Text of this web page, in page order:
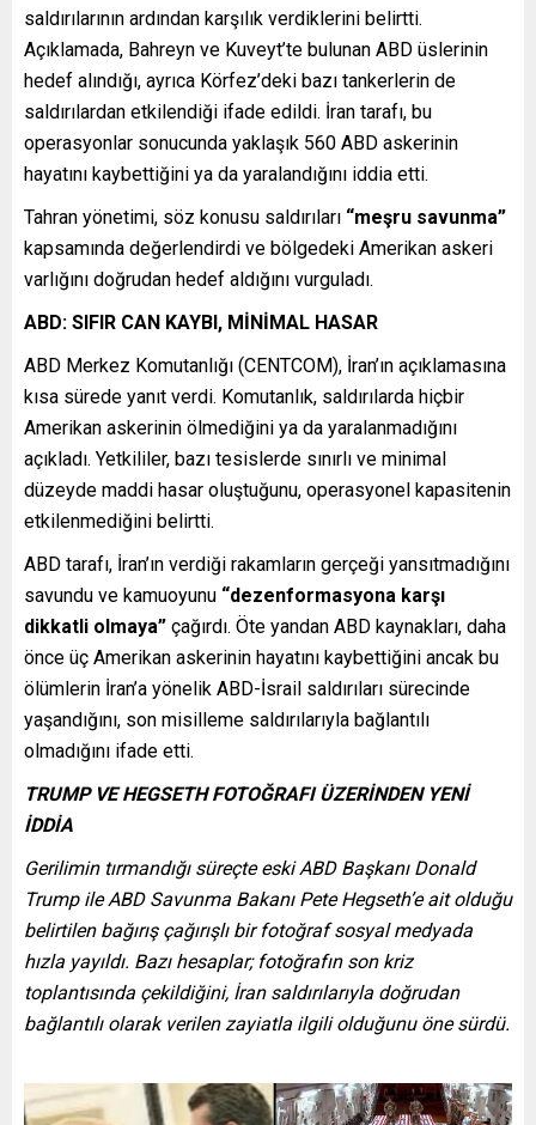
saldırılarının ardından karşılık verdiklerini belirtti.
Açıklamada, Bahreyn ve Kuveyt’te bulunan ABD üslerinin
hedef alındığı, ayrıca Körfez’deki bazı tankerlerin de
saldırılardan etkilendiği ifade edildi. İran tarafı, bu
operasyonlar sonucunda yaklaşık 560 ABD askerinin
hayatını kaybettiğini ya da yaralandığını iddia etti.
Tahran yönetimi, söz konusu saldırıları “meşru savunma”
kapsamında değerlendirdi ve bölgedeki Amerikan askeri
varlığını doğrudan hedef aldığını vurguladı.
ABD: SIFIR CAN KAYBI, MİNİMAL HASAR
ABD Merkez Komutanlığı (CENTCOM), İran’ın açıklamasına
kısa sürede yanıt verdi. Komutanlık, saldırılarda hiçbir
Amerikan askerinin ölmediğini ya da yaralanmadığını
açıkladı. Yetkililer, bazı tesislerde sınırlı ve minimal
düzeyde maddi hasar oluştuğunu, operasyonel kapasitenin
etkilenmediğini belirtti.
ABD tarafı, İran’ın verdiği rakamların gerçeği yansıtmadığını
savundu ve kamuoyunu “dezenformasyona karşı
dikkatli olmaya” çağırdı. Öte yandan ABD kaynakları, daha
önce üç Amerikan askerinin hayatını kaybettiğini ancak bu
ölümlerin İran’a yönelik ABD-İsrail saldırıları sürecinde
yaşandığını, son misilleme saldırılarıyla bağlantılı
olmadığını ifade etti.
TRUMP VE HEGSETH FOTOĞRAFI ÜZERİNDEN YENİ
İDDİA
Gerilimin tırmandığı süreçte eski ABD Başkanı Donald
Trump ile ABD Savunma Bakanı Pete Hegseth’e ait olduğu
belirtilen bağırış çağırışlı bir fotoğraf sosyal medyada
hızla yayıldı. Bazı hesaplar; fotoğrafın son kriz
toplantısında çekildiğini, İran saldırılarıyla doğrudan
bağlantılı olarak verilen zayiatla ilgili olduğunu öne sürdü.